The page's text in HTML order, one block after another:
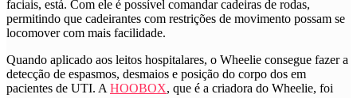
faciais, está. Com ele é possível comandar cadeiras de rodas,
permitindo que cadeirantes com restrições de movimento possam se
locomover com mais facilidade.
Quando aplicado aos leitos hospitalares, o Wheelie consegue fazer a
detecção de espasmos, desmaios e posição do corpo dos em
pacientes de UTI. A HOOBOX, que é a criadora do Wheelie, foi